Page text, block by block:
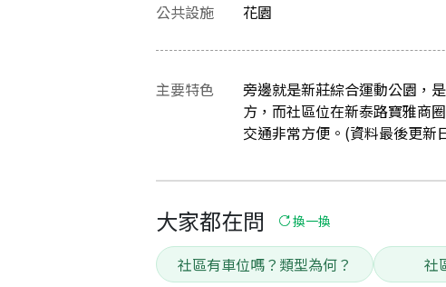
公共設施 花園
主要特色
旁邊就是新莊綜合運動公園，
方，而社區位在新泰路寶雅商
交通非常方便。(資料最後更新
大家都在問 換一換
社區有車位嗎？類型為何？ 社